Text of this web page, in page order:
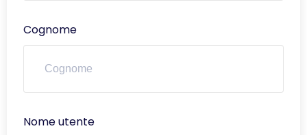
Cognome
Nome utente